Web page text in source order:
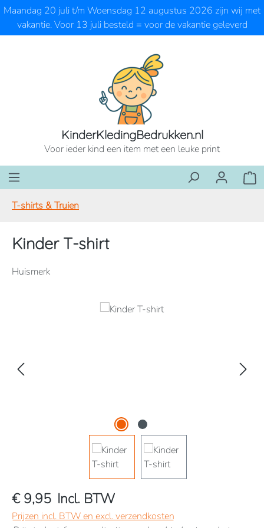
Ga naar de hoofdinhoud
Maandag 20 juli t/m Woensdag 12 augustus 2026 zijn wij met
vakantie. Voor 13 juli besteld = voor de vakantie geleverd
KinderKledingBedrukken.nl
Voor ieder kind een item met een leuke print
T-shirts & Truien
Kinder T-shirt
Huismerk
Afbeeldingengalerij overslaan
€ 9,95 Incl. BTW
Prijzen incl. BTW en excl. verzendkosten